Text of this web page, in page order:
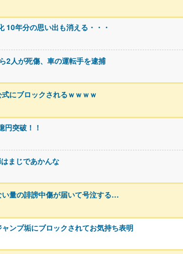
10年分の思い出も消える・・・
2人が死傷、車の運転手を逮捕
にブロックされるｗｗｗｗ
円突破！！
まじであかんな
い量の誹謗中傷が届いて号泣する…
ンプ垢にブロックされてお気持ち表明